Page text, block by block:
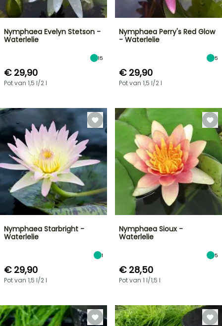
Nymphaea Evelyn Stetson -
Waterlelie
15
€ 29,90
Pot van 1,5 l/2 l
Nymphaea Perry's Red Glow
- Waterlelie
5
€ 29,90
Pot van 1,5 l/2 l
Nymphaea Starbright -
Waterlelie
1
€ 29,90
Pot van 1,5 l/2 l
Nymphaea Sioux -
Waterlelie
5
€ 28,50
Pot van 1 l/1,5 l